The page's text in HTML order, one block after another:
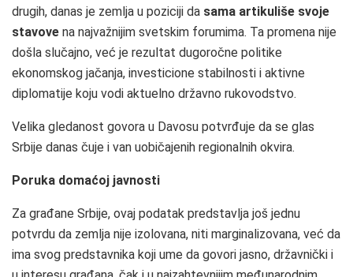
drugih, danas je zemlja u poziciji da sama artikuliše svoje
stavove na najvažnijim svetskim forumima. Ta promena nije
došla slučajno, već je rezultat dugoročne politike
ekonomskog jačanja, investicione stabilnosti i aktivne
diplomatije koju vodi aktuelno državno rukovodstvo.
Velika gledanost govora u Davosu potvrđuje da se glas
Srbije danas čuje i van uobičajenih regionalnih okvira.
Poruka domaćoj javnosti
Za građane Srbije, ovaj podatak predstavlja još jednu
potvrdu da zemlja nije izolovana, niti marginalizovana, već da
ima svog predstavnika koji ume da govori jasno, državnički i